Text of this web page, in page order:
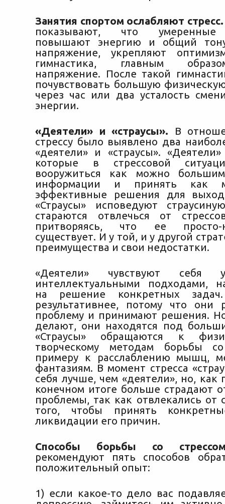
Занятия спортом ослабляют стресс.
показывают, что умеренные
повышают энергию и общий
напряжение, укрепляют
гимнастика, главным
напряжение. После такой
почувствовать большую
через час или два усталость
энергии.
«Деятели» и «страусы». В
стрессу было выявлено два
«деятели» и «страусы».
которые в стрессовой
вооружиться как можно
информации и принять как
эффективные решения для
«Страусы» исповедуют
стараются отвлечься от
притворяясь, что ее просто-
существует. И у той, и у другой
преимущества и свои недостатки.
«Деятели» чувствуют себя
интеллектуальными подходами,
на решение конкретных
результативнее, потому что они
проблему и принимают решения.
делают, они находятся под
«Страусы» обращаются к
творческому методам борьбы
примеру к расслаблению мышц,
фантазиям. В момент стресса
себя лучше, чем «деятели», но, как
конечном итоге больше страдают
проблемы, так как отвлекались от
того, чтобы принять
ликвидации его причин.
Способы борьбы со
рекомендуют пять способов
положительный опыт:
1) если какое-то дело вас